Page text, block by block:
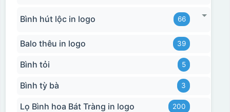
Bình hút lộc in logo 66
Balo thêu in logo 39
Bình tỏi 5
Bình tỳ bà 3
Lọ Bình hoa Bát Tràng in logo 200